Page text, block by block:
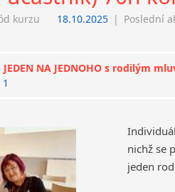
kurzu 18.10.2025 | Poslední
JEDEN NA JEDNOHO s rodilým
nichž se